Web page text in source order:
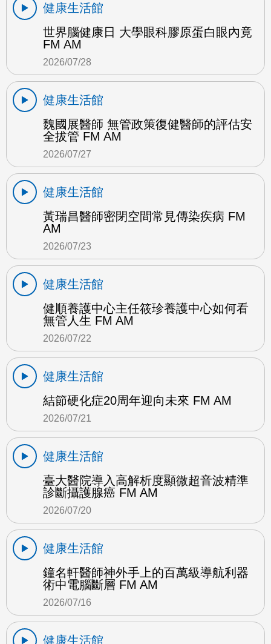
健康生活館
世界腦健康日 大學眼科膠原蛋白眼內竟
FM AM
2026/07/28
健康生活館
魏國展醫師 無管政策復健醫師的評估安
全拔管 FM AM
2026/07/27
健康生活館
黃瑞昌醫師密閉空間常見傳染疾病 FM
AM
2026/07/23
健康生活館
健順養護中心主任筱珍養護中心如何看
無管人生 FM AM
2026/07/22
健康生活館
結節硬化症20周年迎向未來 FM AM
2026/07/21
健康生活館
臺大醫院導入高解析度顯微超音波精準
診斷攝護腺癌 FM AM
2026/07/20
健康生活館
鐘名軒醫師神外手上的百萬級導航利器
術中電腦斷層 FM AM
2026/07/16
健康生活館